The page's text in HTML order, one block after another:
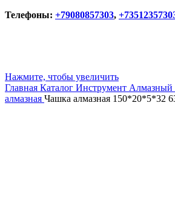
Телефоны: +79080857303,
Нажмите, чтобы увеличить
Главная Каталог Инструмент Алмазный
алмазная Чашка алмазная 150*20*5*32